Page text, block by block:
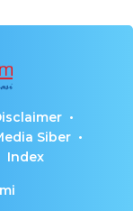
Siber
Index